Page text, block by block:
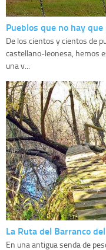
Pueblos que no hay
De los cientos y cientos de
castellano-leonesa, hemos
una v...
La Ruta del Barranco
En una antigua senda de